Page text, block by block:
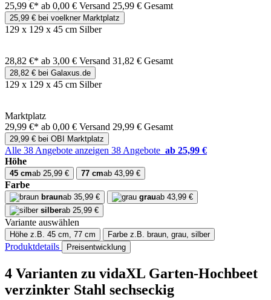
25,99 €* ab 0,00 € Versand 25,99 € Gesamt
25,99 € bei voelkner Marktplatz
129 x 129 x 45 cm Silber
28,82 €* ab 3,00 € Versand 31,82 € Gesamt
28,82 € bei Galaxus.de
129 x 129 x 45 cm Silber
Marktplatz
29,99 €* ab 0,00 € Versand 29,99 € Gesamt
29,99 € bei OBI Marktplatz
Alle 38 Angebote anzeigen 38 Angebote ab 25,99 €
Höhe
45 cmab 25,99 € 77 cmab 43,99 €
Farbe
braunab 35,99 € grauab 43,99 €
silberab 25,99 €
Variante auswählen
Höhe z.B. 45 cm, 77 cm Farbe z.B. braun, grau, silber
Produktdetails Preisentwicklung
4 Varianten zu vidaXL Garten-Hochbeet
verzinkter Stahl sechseckig